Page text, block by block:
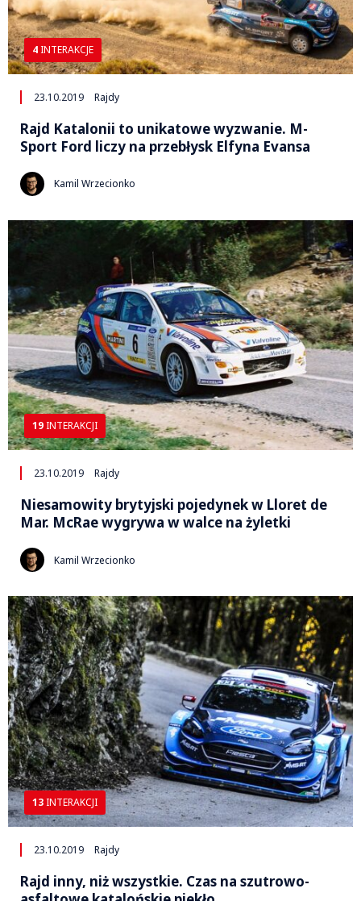
4 INTERAKCJE
23.10.2019 Rajdy
Rajd Katalonii to unikatowe wyzwanie. M-
Sport Ford liczy na przebłysk Elfyna Evansa
Kamil Wrzecionko
19 INTERAKCJI
23.10.2019 Rajdy
Niesamowity brytyjski pojedynek w Lloret de
Mar. McRae wygrywa w walce na żyletki
Kamil Wrzecionko
13 INTERAKCJI
23.10.2019 Rajdy
Rajd inny, niż wszystkie. Czas na szutrowo-